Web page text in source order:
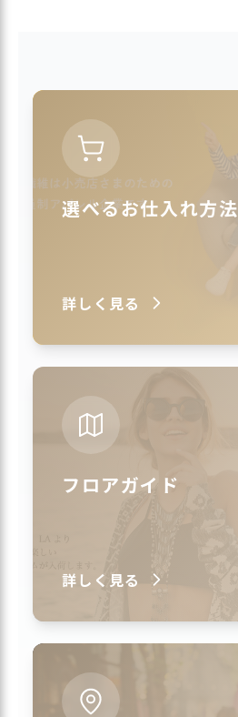
選べるお仕入れ方法
詳しく見る
フロアガイド
詳しく見る